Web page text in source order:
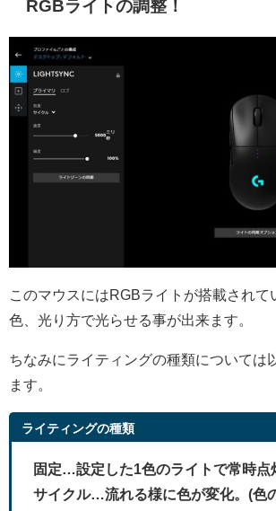
RGBライトの調整！
このマウスにはRGBライトが搭載されて
色、光り方で光らせる事が出来ます。
ちなみにライティングの種類については
ます。
ライティングの種類
固定…設定した1色のライトで常時点
サイクル…流れる様に色が変化。(色